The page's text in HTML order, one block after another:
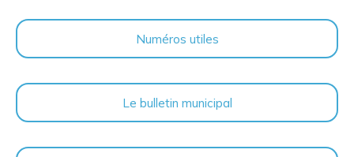
Numéros utiles
Le bulletin municipal